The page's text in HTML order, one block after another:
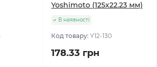
Yoshimoto (125х22.23 мм)
В наявності
Код товару: Y12-130
178.33 грн